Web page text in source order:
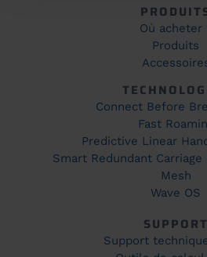
Où acheter
Produits
Connect Before
Fast
Predictive Linear
Smart Redundant Carriage
Mesh
Wave OS
SUPPORT
Support